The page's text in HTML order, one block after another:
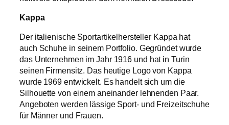
Kappa
Der italienische Sportartikelhersteller Kappa hat
auch Schuhe in seinem Portfolio. Gegründet wurde
das Unternehmen im Jahr 1916 und hat in Turin
seinen Firmensitz. Das heutige Logo von Kappa
wurde 1969 entwickelt. Es handelt sich um die
Silhouette von einem aneinander lehnenden Paar.
Angeboten werden lässige Sport- und Freizeitschuhe
für Männer und Frauen.